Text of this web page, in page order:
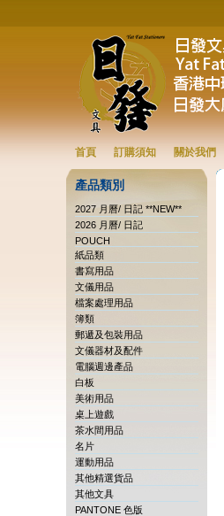
首頁 訂購須知 關於我們
產品類別
2027 月曆/ 日記 **NEW**
2026 月曆/ 日記
POUCH
紙品類
書寫用品
文儀用品
檔案處理用品
簿類
郵遞及包裝用品
文儀器材及配件
電腦週邊產品
白板
美術用品
桌上遊戲
茶水間用品
名片
運動用品
其他精選貨品
其他文具
PANTONE 色版